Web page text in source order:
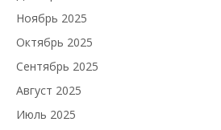
Ноябрь 2025
Октябрь 2025
Сентябрь 2025
Август 2025
Июль 2025